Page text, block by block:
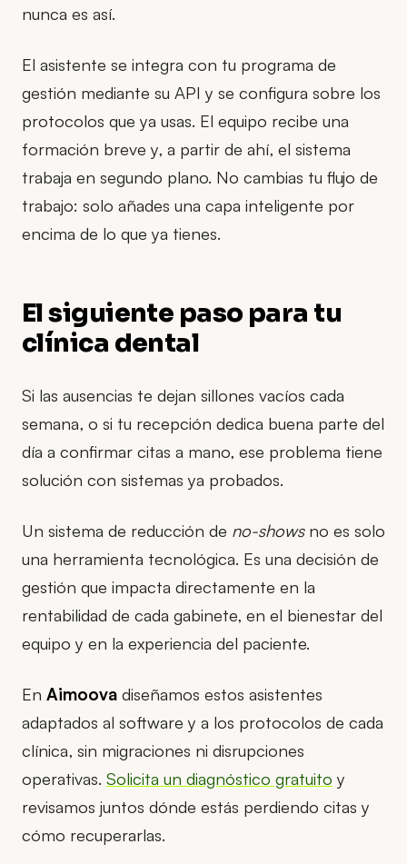
nunca es así.
El asistente se integra con tu programa de
gestión mediante su API y se configura sobre los
protocolos que ya usas. El equipo recibe una
formación breve y, a partir de ahí, el sistema
trabaja en segundo plano. No cambias tu flujo de
trabajo: solo añades una capa inteligente por
encima de lo que ya tienes.
El siguiente paso para tu
clínica dental
Si las ausencias te dejan sillones vacíos cada
semana, o si tu recepción dedica buena parte del
día a confirmar citas a mano, ese problema tiene
solución con sistemas ya probados.
Un sistema de reducción de no-showsno es solo
una herramienta tecnológica. Es una decisión de
gestión que impacta directamente en la
rentabilidad de cada gabinete, en el bienestar del
equipo y en la experiencia del paciente.
En Aimoova diseñamos estos asistentes
adaptados al software y a los protocolos de cada
clínica, sin migraciones ni disrupciones
operativas. Solicita un diagnóstico gratuito y
revisamos juntos dónde estás perdiendo citas y
cómo recuperarlas.